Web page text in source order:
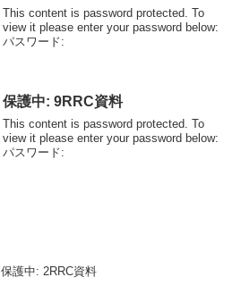
This content is password protected. To
view it please enter your password below:
パスワード:
保護中: 9RRC資料
This content is password protected. To
view it please enter your password below:
パスワード:
保護中: 2RRC資料